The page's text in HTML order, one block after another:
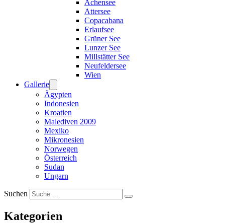
Achensee
Attersee
Copacabana
Erlaufsee
Grüner See
Lunzer See
Millstätter See
Neufeldersee
Wien
Gallerie
Ägypten
Indonesien
Kroatien
Malediven 2009
Mexiko
Mikronesien
Norwegen
Österreich
Sudan
Ungarn
Suchen
Kategorien